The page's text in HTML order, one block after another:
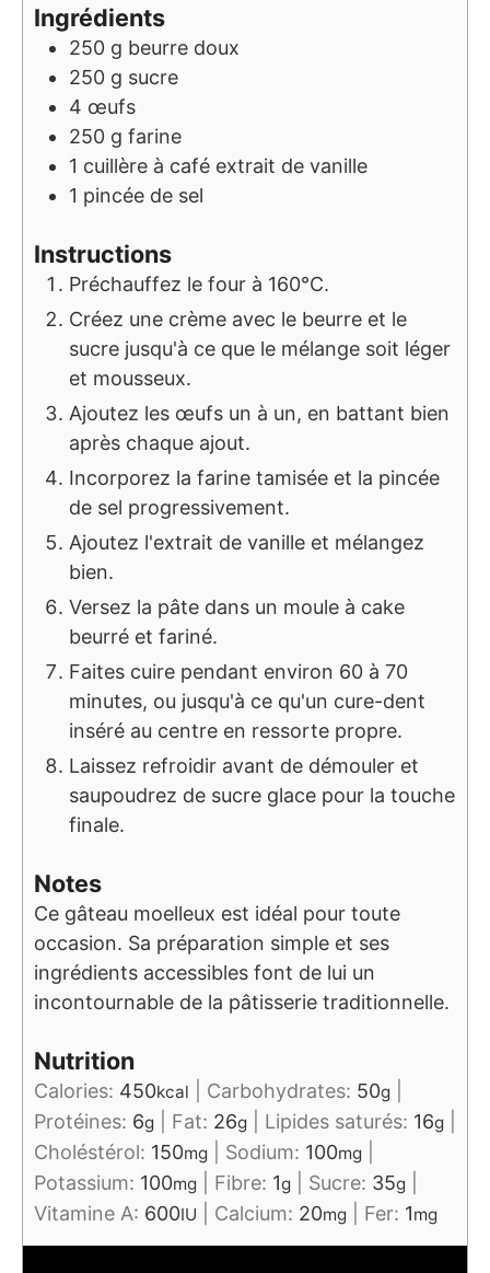
Ingrédients
250 g beurre doux
250 g sucre
4 œufs
250 g farine
1 cuillère à café extrait de vanille
1 pincée de sel
Instructions
Préchauffez le four à 160°C.
Créez une crème avec le beurre et le
sucre jusqu'à ce que le mélange soit léger
et mousseux.
Ajoutez les œufs un à un, en battant bien
après chaque ajout.
Incorporez la farine tamisée et la pincée
de sel progressivement.
Ajoutez l'extrait de vanille et mélangez
bien.
Versez la pâte dans un moule à cake
beurré et fariné.
Faites cuire pendant environ 60 à 70
minutes, ou jusqu'à ce qu'un cure-dent
inséré au centre en ressorte propre.
Laissez refroidir avant de démouler et
saupoudrez de sucre glace pour la touche
finale.
Notes
Ce gâteau moelleux est idéal pour toute
occasion. Sa préparation simple et ses
ingrédients accessibles font de lui un
incontournable de la pâtisserie traditionnelle.
Nutrition
Calories: 450kcal Carbohydrates: 50g
Protéines: 6g Fat: 26g Lipides saturés: 16g
Choléstérol: 150mg Sodium: 100mg
Potassium: 100mg Fibre: 1g Sucre: 35g
Vitamine A: 600IU Calcium: 20mg Fer: 1mg